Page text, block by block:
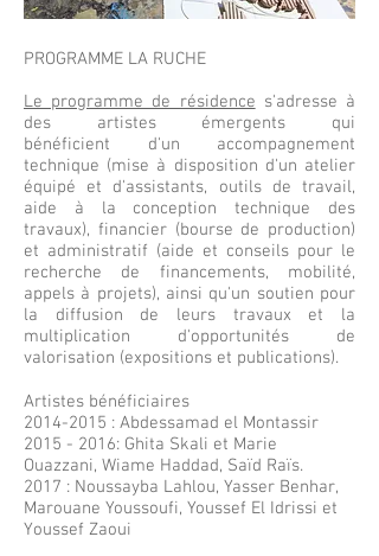
PROGRAMME LA RUCHE
Le programme de résidence s'adresse à
des artistes émergents qui
bénéficient d'un accompagnement
technique (mise à disposition d'un atelier
équipé et d'assistants, outils de travail,
aide à la conception technique des
travaux), financier (bourse de production)
et administratif (aide et conseils pour le
recherche de financements, mobilité,
appels à projets), ainsi qu'un soutien pour
la diffusion de leurs travaux et la
multiplication d'opportunités de
valorisation (expositions et publications).
Artistes bénéficiaires
2014-2015 : Abdessamad el Montassir
2015 - 2016: Ghita Skali et Marie
Ouazzani, Wiame Haddad, Saïd Raïs.
2017 : Noussayba Lahlou, Yasser Benhar,
Marouane Youssoufi, Youssef El Idrissi et
Youssef Zaoui